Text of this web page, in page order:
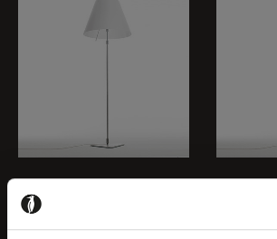
GRANDE
COSTANZA